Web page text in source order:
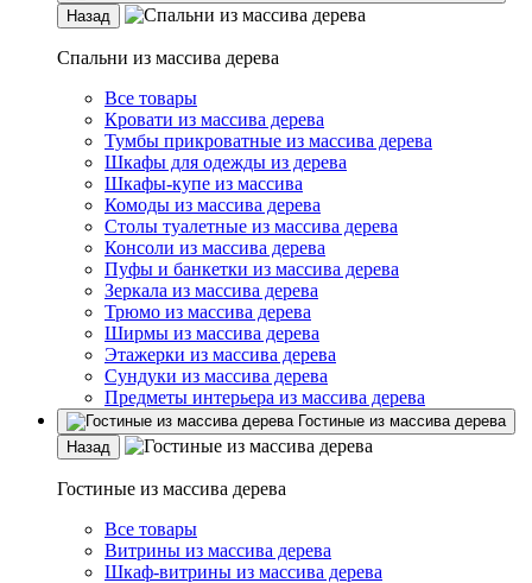
Назад
Спальни из массива дерева
Все товары
Кровати из массива дерева
Тумбы прикроватные из массива дерева
Шкафы для одежды из дерева
Шкафы-купе из массива
Комоды из массива дерева
Столы туалетные из массива дерева
Консоли из массива дерева
Пуфы и банкетки из массива дерева
Зеркала из массива дерева
Трюмо из массива дерева
Ширмы из массива дерева
Этажерки из массива дерева
Сундуки из массива дерева
Предметы интерьера из массива дерева
Гостиные из массива дерева
Назад
Гостиные из массива дерева
Все товары
Витрины из массива дерева
Шкаф-витрины из массива дерева